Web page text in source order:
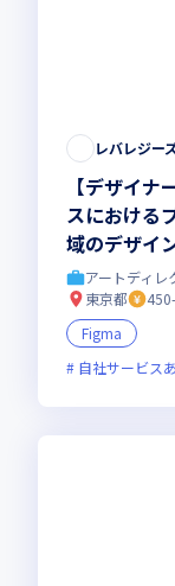
レバレジー
【デザイ
スにおける
域のデザイ
アートディ
東京都
Figma
自社サービス